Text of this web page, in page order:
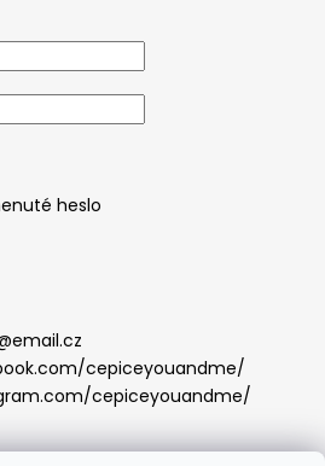
heslo
email.cz
cepiceyouandme/
cepiceyouandme/